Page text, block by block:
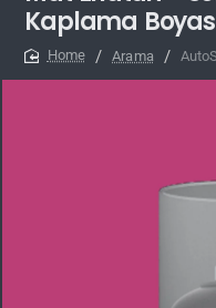
Kaplama
Arama